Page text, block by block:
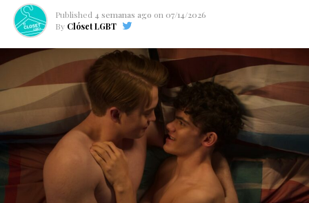
Published 4 semanas ago on 07/14/2026
By Clóset LGBT